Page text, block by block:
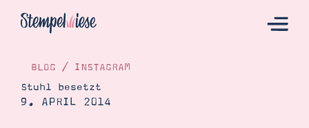
BLOG / INSTAGRAM
Stuhl besetzt
9. APRIL 2014